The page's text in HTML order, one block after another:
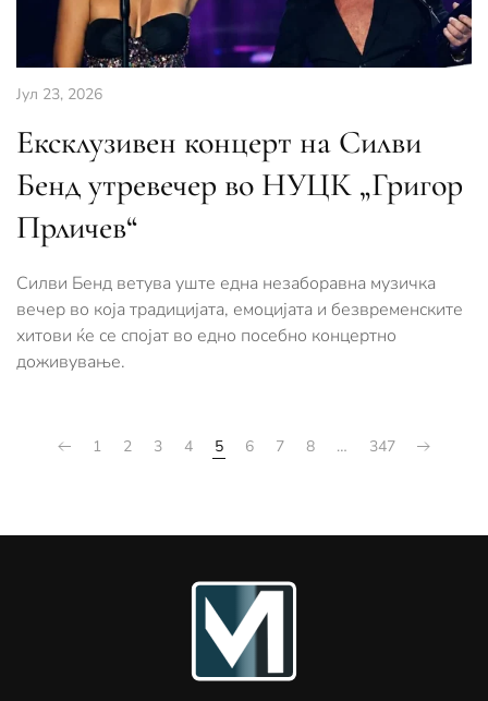
Јул 23, 2026
Ексклузивен концерт на Силви
Бенд утревечер во НУЦК „Григор
Прличев“
Силви Бенд ветува уште една незаборавна музичка
вечер во која традицијата, емоцијата и безвременските
хитови ќе се спојат во едно посебно концертно
доживување.
1 2 3 4 5 6 7 8 … 347